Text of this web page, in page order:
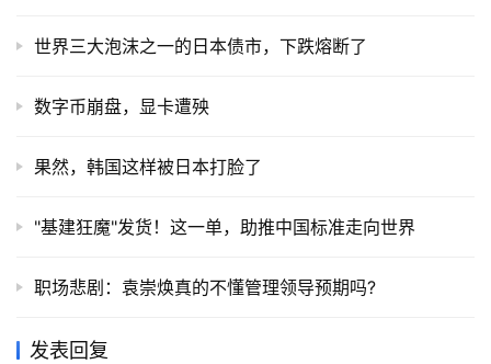
世界三大泡沫之一的日本债市，下跌熔断了
数字币崩盘，显卡遭殃
果然，韩国这样被日本打脸了
"基建狂魔"发货！这一单，助推中国标准走向世界
职场悲剧：袁崇焕真的不懂管理领导预期吗?
发表回复